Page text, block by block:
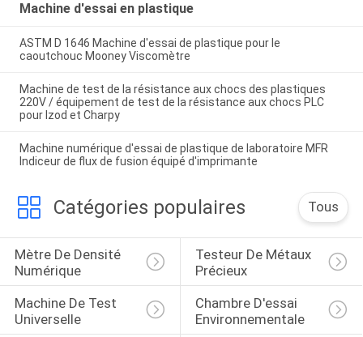
Machine d'essai en plastique
ASTM D 1646 Machine d'essai de plastique pour le
caoutchouc Mooney Viscomètre
Machine de test de la résistance aux chocs des plastiques
220V / équipement de test de la résistance aux chocs PLC
pour Izod et Charpy
Machine numérique d'essai de plastique de laboratoire MFR
Indiceur de flux de fusion équipé d'imprimante
Catégories populaires Tous
Mètre De Densité
Numérique
Testeur De Métaux
Précieux
Machine De Test
Universelle
Chambre D'essai
Environnementale